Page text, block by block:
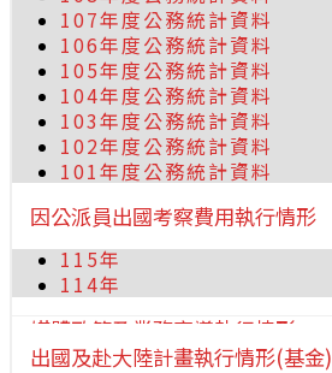
107年度公務統計資料
106年度公務統計資料
105年度公務統計資料
104年度公務統計資料
103年度公務統計資料
102年度公務統計資料
101年度公務統計資料
因公派員出國考察費用執行情形
115年
114年
媒體政策及業務宣導執行情形
出國及赴大陸計畫執行情形(基金)